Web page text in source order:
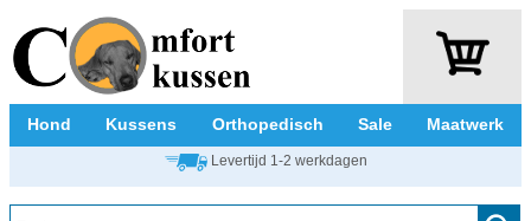
Hond Kussens Orthopedisch Sale Maatwerk
Levertijd 1-2 werkdagen